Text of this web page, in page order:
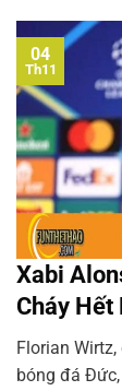
04
Th11
Xabi
Cháy Hết
Florian
bóng đá